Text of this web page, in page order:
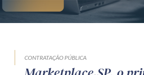
CONTRATAÇÃO PÚBLICA